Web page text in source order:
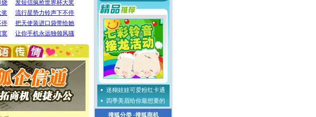
没什么送给你的，又不打算给
：千万快乐！千万要健康！千万
万不要忘记我！
会想起你,而是这样的日子才
你,圣诞要快乐!新年要快乐!天天
,在这个特别的日子里,愿幸福,
祝愿与你同在.圣诞快乐!
不到你我要充电；没有你我会
是我事业，抱你是我特长，吻
你新年快乐
愿望，一是今生今世和你在一
起；三是三生三世和你不再分
迷糊娃娃可爱粉红卡通
四季美眉给你最想要的
搜狐分类·搜狐商机